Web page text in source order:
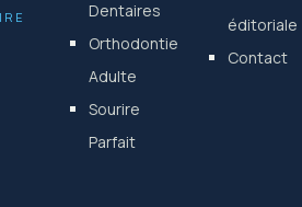
Dentaires
Orthodontie
Adulte
Sourire
Parfait
éditoriale
Contact